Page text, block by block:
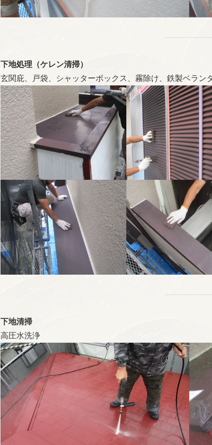
下地処理（ケレン清掃）
玄関庇、戸袋、シャッターボックス、霧除け、鉄製ベラン
下地清掃
高圧水洗浄